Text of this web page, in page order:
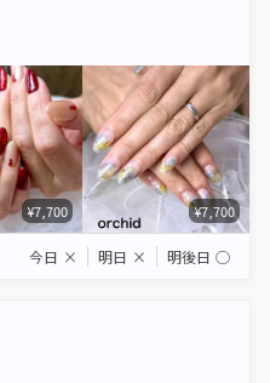
¥7,700 ¥7,700
今日 × 明日 × 明後日 ◯